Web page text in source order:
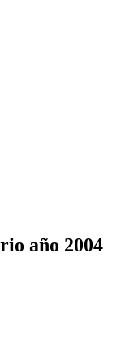
año 2004